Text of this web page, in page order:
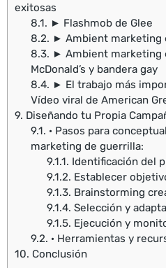
exitosas
8.1. ► Flashmob de Glee
8.2. ► Ambient marketing
8.3. ► Ambient marketing
McDonald’s y bandera gay
8.4. ► El trabajo más
Vídeo viral de American
9. Diseñando tu Propia
9.1. · Pasos para
marketing de guerrilla:
9.1.1. Identificación del
9.1.2. Establecer
9.1.3. Brainstorming
9.1.4. Selección y
9.1.5. Ejecución y
9.2. · Herramientas y
10. Conclusión